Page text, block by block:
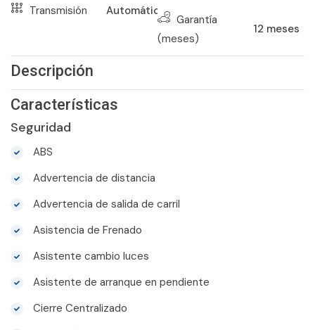
Transmisión
Automático
Garantía
(meses)
12 meses
Descripción
Características
Seguridad
ABS
Advertencia de distancia
Advertencia de salida de carril
Asistencia de Frenado
Asistente cambio luces
Asistente de arranque en pendiente
Cierre Centralizado